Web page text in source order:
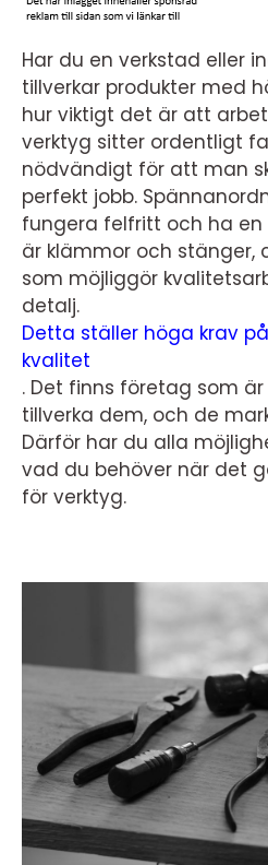
Har du en verkstad eller
tillverkar produkter med
hur viktigt det är att
verktyg sitter ordentligt
nödvändigt för att man
perfekt jobb.
fungera felfritt och ha en
är klämmor och stänger,
som möjliggör
detalj.
Detta ställer höga krav
kvalitet
. Det finns företag som
tillverka dem, och de
Därför har du alla
vad du behöver när det
för verktyg.